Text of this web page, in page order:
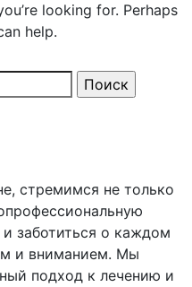
looking for. Perhaps
help.
стремимся не только
заботиться о каждом
и вниманием. Мы
подход к лечению и